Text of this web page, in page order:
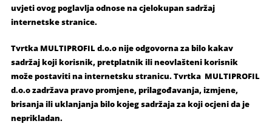
uvjeti ovog poglavlja odnose na cjelokupan sadržaj
internetske stranice.
Tvrtka MULTIPROFIL d.o.o nije odgovorna za bilo kakav
sadržaj koji korisnik, pretplatnik ili neovlašteni korisnik
može postaviti na internetsku stranicu. Tvrtka MULTIPROFIL
d.o.o zadržava pravo promjene, prilagođavanja, izmjene,
brisanja ili uklanjanja bilo kojeg sadržaja za koji ocjeni da je
neprikladan.